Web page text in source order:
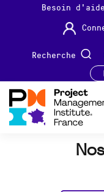
Besoin
Recherche